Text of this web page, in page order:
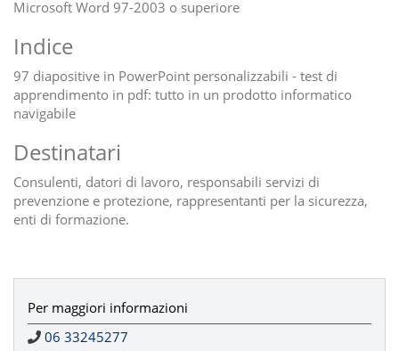
Microsoft Word 97-2003 o superiore
Indice
97 diapositive in PowerPoint personalizzabili - test di
apprendimento in pdf: tutto in un prodotto informatico
navigabile
Destinatari
Consulenti, datori di lavoro, responsabili servizi di
prevenzione e protezione, rappresentanti per la sicurezza,
enti di formazione.
Per maggiori informazioni
06 33245277